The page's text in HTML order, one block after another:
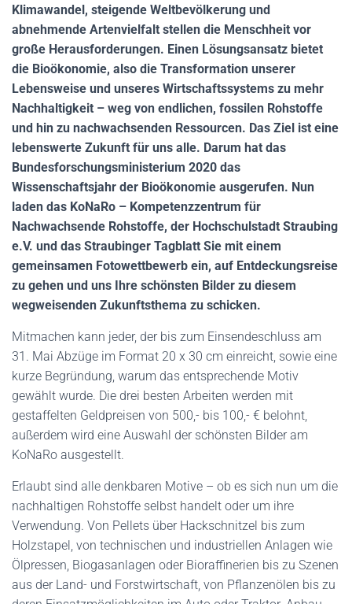
Klimawandel, steigende Weltbevölkerung und
abnehmende Artenvielfalt stellen die Menschheit vor
große Herausforderungen. Einen Lösungsansatz bietet
die Bioökonomie, also die Transformation unserer
Lebensweise und unseres Wirtschaftssystems zu mehr
Nachhaltigkeit – weg von endlichen, fossilen Rohstoffe
und hin zu nachwachsenden Ressourcen. Das Ziel ist eine
lebenswerte Zukunft für uns alle. Darum hat das
Bundesforschungsministerium 2020 das
Wissenschaftsjahr der Bioökonomie ausgerufen. Nun
laden das KoNaRo – Kompetenzzentrum für
Nachwachsende Rohstoffe, der Hochschulstadt Straubing
e.V. und das Straubinger Tagblatt Sie mit einem
gemeinsamen Fotowettbewerb ein, auf Entdeckungsreise
zu gehen und uns Ihre schönsten Bilder zu diesem
wegweisenden Zukunftsthema zu schicken.
Mitmachen kann jeder, der bis zum Einsendeschluss am
31. Mai Abzüge im Format 20 x 30 cm einreicht, sowie eine
kurze Begründung, warum das entsprechende Motiv
gewählt wurde. Die drei besten Arbeiten werden mit
gestaffelten Geldpreisen von 500,- bis 100,- € belohnt,
außerdem wird eine Auswahl der schönsten Bilder am
KoNaRo ausgestellt.
Erlaubt sind alle denkbaren Motive – ob es sich nun um die
nachhaltigen Rohstoffe selbst handelt oder um ihre
Verwendung. Von Pellets über Hackschnitzel bis zum
Holzstapel, von technischen und industriellen Anlagen wie
Ölpressen, Biogasanlagen oder Bioraffinerien bis zu Szenen
aus der Land- und Forstwirtschaft, von Pflanzenölen bis zu